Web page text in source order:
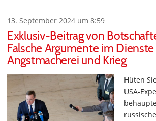
13. September 2024 um 8:59
Exklusiv-Beitrag von
Falsche Argumente im
Angstmacherei und Krieg
Hüten
USA-